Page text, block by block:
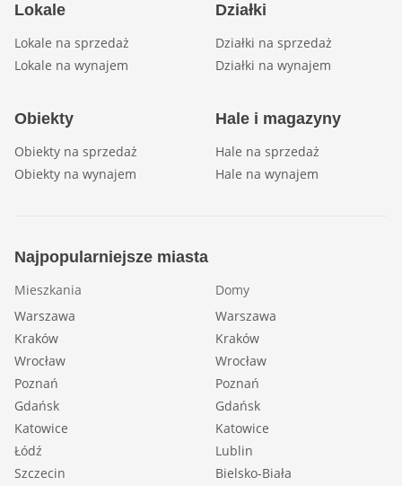
Lokale
Lokale na sprzedaż
Lokale na wynajem
Działki
Działki na sprzedaż
Działki na wynajem
Obiekty
Obiekty na sprzedaż
Obiekty na wynajem
Hale i magazyny
Hale na sprzedaż
Hale na wynajem
Najpopularniejsze miasta
Mieszkania
Warszawa
Kraków
Wrocław
Poznań
Gdańsk
Katowice
Łódź
Szczecin
Domy
Warszawa
Kraków
Wrocław
Poznań
Gdańsk
Katowice
Lublin
Bielsko-Biała